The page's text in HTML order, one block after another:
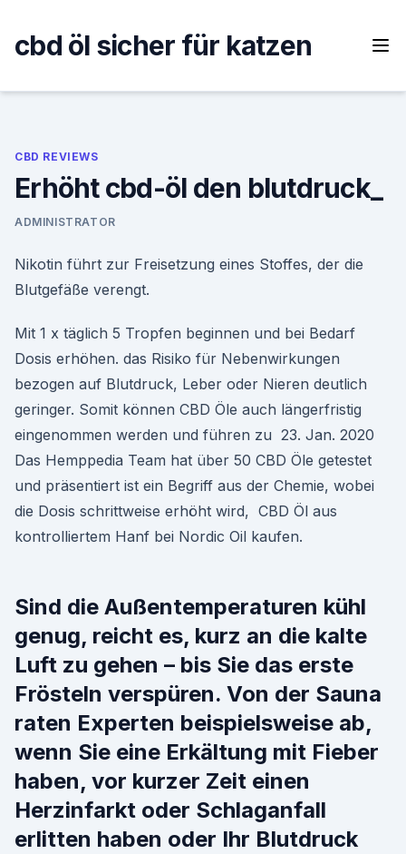
content
cbd öl sicher für katzen
CBD REVIEWS
Erhöht cbd-öl den blutdruck_
ADMINISTRATOR
Nikotin führt zur Freisetzung eines Stoffes, der die
Blutgefäße verengt.
Mit 1 x täglich 5 Tropfen beginnen und bei Bedarf
Dosis erhöhen. das Risiko für Nebenwirkungen
bezogen auf Blutdruck, Leber oder Nieren deutlich
geringer. Somit können CBD Öle auch längerfristig
eingenommen werden und führen zu 23. Jan. 2020
Das Hemppedia Team hat über 50 CBD Öle getestet
und präsentiert ist ein Begriff aus der Chemie, wobei
die Dosis schrittweise erhöht wird, CBD Öl aus
kontrolliertem Hanf bei Nordic Oil kaufen.
Sind die Außentemperaturen kühl
genug, reicht es, kurz an die kalte
Luft zu gehen – bis Sie das erste
Frösteln verspüren. Von der Sauna
raten Experten beispielsweise ab,
wenn Sie eine Erkältung mit Fieber
haben, vor kurzer Zeit einen
Herzinfarkt oder Schlaganfall
erlitten haben oder Ihr Blutdruck